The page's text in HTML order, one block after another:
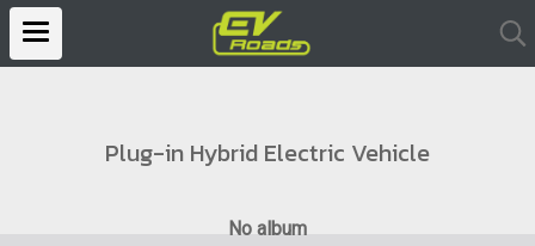
Plug-in Hybrid Electric Vehicle
No album